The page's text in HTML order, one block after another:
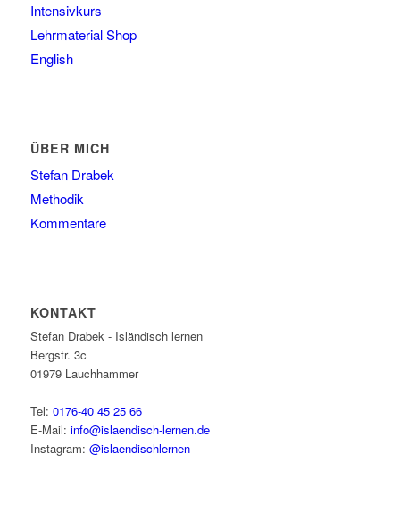
Intensivkurs
Lehrmaterial Shop
English
ÜBER MICH
Stefan Drabek
Methodik
Kommentare
KONTAKT
Stefan Drabek - Isländisch lernen
Bergstr. 3c
01979 Lauchhammer
Tel: 0176-40 45 25 66
E-Mail: info@islaendisch-lernen.de
Instagram: @islaendischlernen